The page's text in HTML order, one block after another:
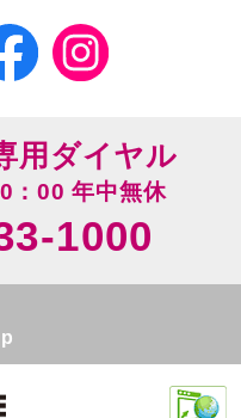
用ダイヤル
：00 年中無休
1000